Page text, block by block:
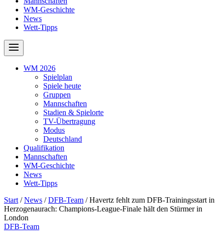
WM-Geschichte
News
Wett-Tipps
WM 2026
Spielplan
Spiele heute
Gruppen
Mannschaften
Stadien & Spielorte
TV-Übertragung
Modus
Deutschland
Qualifikation
Mannschaften
WM-Geschichte
News
Wett-Tipps
Start /News /DFB-Team /Havertz fehlt zum DFB-Trainingsstart in
Herzogenaurach: Champions-League-Finale hält den Stürmer in
London
DFB-Team